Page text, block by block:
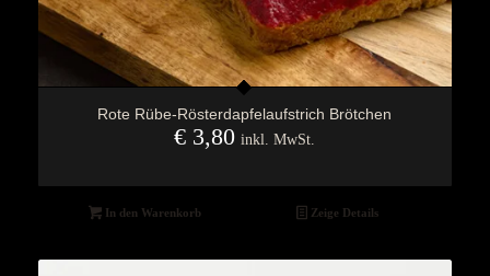
Rote Rübe-Rösterdapfelaufstrich Brötchen
€ 3,80 inkl. MwSt.
In den Warenkorb Zeige Details